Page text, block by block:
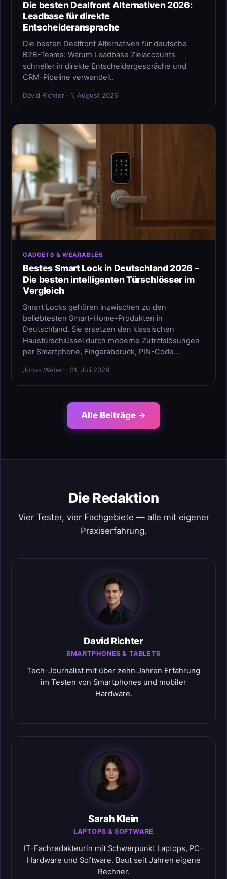
Die besten Dealfront Alternativen 2026:
Leadbase für direkte
Entscheideransprache
Die besten Dealfront Alternativen für deutsche
B2B-Teams: Warum Leadbase Zielaccounts
schneller in direkte Entscheidergespräche und
CRM-Pipeline verwandelt.
David Richter · 1. August 2026
GADGETS & WEARABLES
Bestes Smart Lock in Deutschland 2026 –
Die besten intelligenten Türschlösser im
Vergleich
Smart Locks gehören inzwischen zu den
beliebtesten Smart-Home-Produkten in
Deutschland. Sie ersetzen den klassischen
Haustürschlüssel durch moderne Zutrittslösungen
per Smartphone, Fingerabdruck, PIN-Code…
Jonas Weber · 31. Juli 2026
Alle Beiträge →
Die Redaktion
Vier Tester, vier Fachgebiete — alle mit eigener
Praxiserfahrung.
David Richter
SMARTPHONES & TABLETS
Tech-Journalist mit über zehn Jahren Erfahrung
im Testen von Smartphones und mobiler
Hardware.
Sarah Klein
LAPTOPS & SOFTWARE
IT-Fachredakteurin mit Schwerpunkt Laptops, PC-
Hardware und Software. Baut seit Jahren eigene
Rechner.